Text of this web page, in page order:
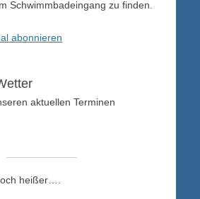
Schwimmbadeingang zu finden.
abonnieren
aktuellen Terminen
heißer….